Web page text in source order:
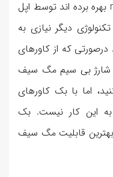
بک کاورهایی که از فناوری magsafe بهره برده اند توسط اپل
دیگر نیازی به
که از کاورهای
شارژ بی سیم مگ سیف
اما با بک کاورهای
این کار نیست. بک
قابلیت مگ سیف